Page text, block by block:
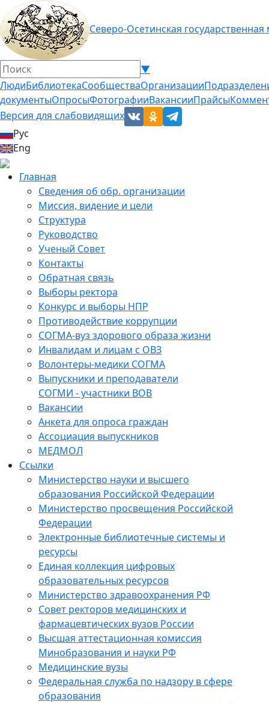
Северо-Осетинская
▼
ЛюдиБиблиотекаСообществаОрганизации
документыОпросыФотографииВакансииПрайсы
Версия для слабовидящих
Рус
Eng
Главная
Сведения об обр. организации
Миссия, видение и цели
Структура
Руководство
Ученый Совет
Контакты
Обратная связь
Выборы ректора
Конкурс и выборы НПР
Противодействие коррупции
СОГМА-вуз здорового образа жизни
Инвалидам и лицам с ОВЗ
Волонтеры-медики СОГМА
Выпускники и преподаватели
СОГМИ - участники ВОВ
Вакансии
Анкета для опроса граждан
Ассоциация выпускников
МЕДМОЛ
Ссылки
Министерство науки и высшего
образования Российской Федерации
Министерство просвещения Российской
Федерации
Электронные библиотечные системы и
ресурсы
Единая коллекция цифровых
образовательных ресурсов
Министерство здравоохранения РФ
Совет ректоров медицинских и
фармацевтических вузов России
Высшая аттестационная комиссия
Минобразования и науки РФ
Медицинские вузы
Федеральная служба по надзору в сфере
образования